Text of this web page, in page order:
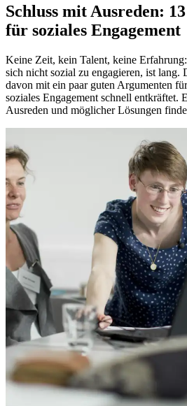
Schluss mit Ausreden:
für soziales Engagement
Keine Zeit, kein Talent, keine
sich nicht sozial zu engagieren, ist lang.
davon mit ein paar guten Argumenten für
soziales Engagement schnell entkräftet.
Ausreden und möglicher Lösungen